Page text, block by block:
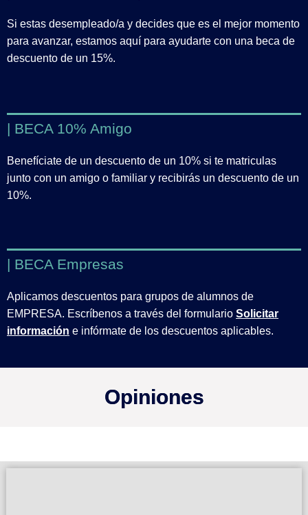
Si estas desempleado/a y decides que es el mejor momento
para avanzar, estamos aquí para ayudarte con una beca de
descuento de un 15%.
| BECA 10% Amigo
Benefíciate de un descuento de un 10% si te matriculas
junto con un amigo o familiar y recibirás un descuento de un
10%.
| BECA Empresas
Aplicamos descuentos para grupos de alumnos de
EMPRESA. Escríbenos a través del formulario Solicitar
información e infórmate de los descuentos aplicables.
Opiniones